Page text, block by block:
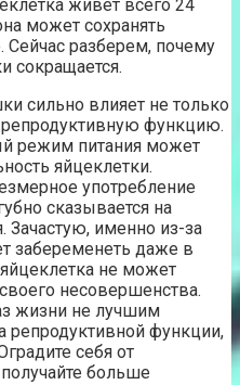
живет всего 24
может сохранять
разберем, почему
сокращается.
сильно влияет не только
репродуктивную функцию.
режим питания может
яйцеклетки.
употребление
сказывается на
именно из-за
забеременеть даже в
не может
несовершенства.
жизни не лучшим
репродуктивной функции,
себя от
больше